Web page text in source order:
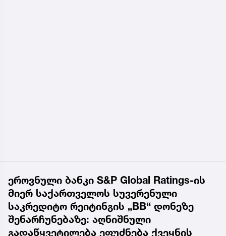
ეროვნული ბანკი S&P Global Ratings-ის
მიერ საქართველოს სუვერენული
საკრედიტო რეიტინგის „BB“ დონეზე
შენარჩუნებაზე: აღნიშნული
გადაწყვეტილება ეფუძნება ქვეყნის